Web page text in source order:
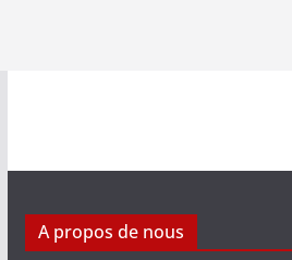
A propos de nous